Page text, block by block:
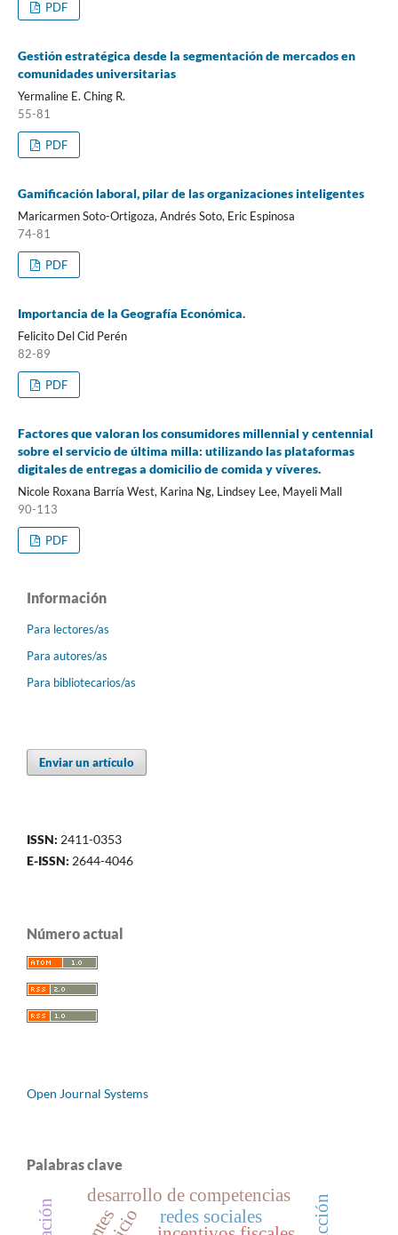
PDF
Gestión estratégica desde la segmentación de mercados en
comunidades universitarias
Yermaline E. Ching R.
55-81
PDF
Gamificación laboral, pilar de las organizaciones inteligentes
Maricarmen Soto-Ortigoza, Andrés Soto, Eric Espinosa
74-81
PDF
Importancia de la Geografía Económica.
Felicito Del Cid Perén
82-89
PDF
Factores que valoran los consumidores millennial y centennial
sobre el servicio de última milla: utilizando las plataformas
digitales de entregas a domicilio de comida y víveres.
Nicole Roxana Barría West, Karina Ng, Lindsey Lee, Mayeli Mall
90-113
PDF
Información
Para lectores/as
Para autores/as
Para bibliotecarios/as
Enviar un artículo
ISSN: 2411-0353
E-ISSN: 2644-4046
Número actual
Open Journal Systems
Palabras clave
desarrollo de competencias
redes sociales